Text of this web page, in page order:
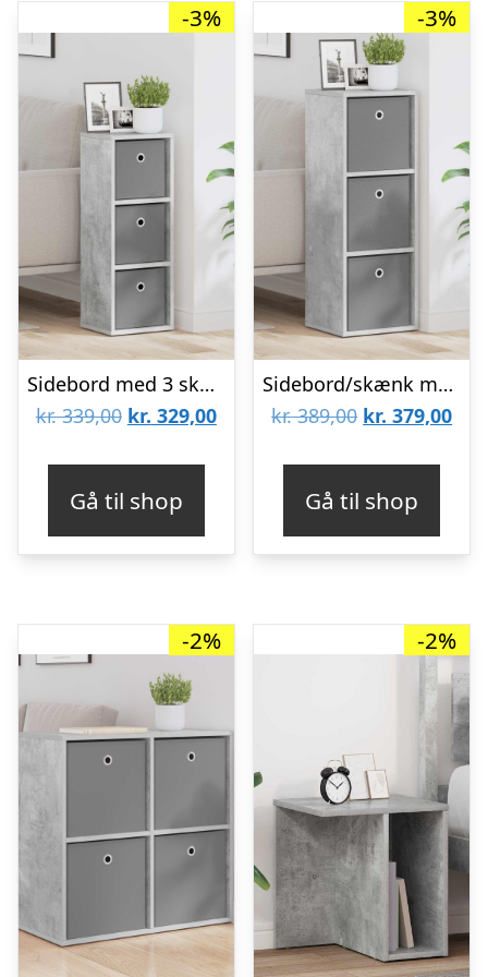
-3%
Sidebord med 3 skuffer – beton grå, 25,5 × 22 × 69,5 cm
kr.339,00 Den
var:
kr. 339,00.
kr. 329,00Den
kr. 329,00.
Gå til shop
-3%
Sidebord/skænk med 3 skuffer – beton grå, 30,5 × 27 × 84,5 cm
kr.389,00 Den
var:
kr. 389,00.
kr. 379,00Den
kr.
Gå til shop
-2% -2%